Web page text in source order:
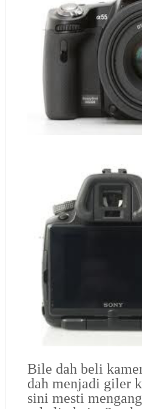
Bile dah beli
dah menjadi giler
sini mesti